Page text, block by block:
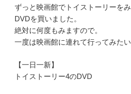
ずっと映画館でトイストーリーを
DVDを買いました。
絶対に何度もみますので。
一度は映画館に連れて行ってみたい
【一日一新】
トイストーリー4のDVD